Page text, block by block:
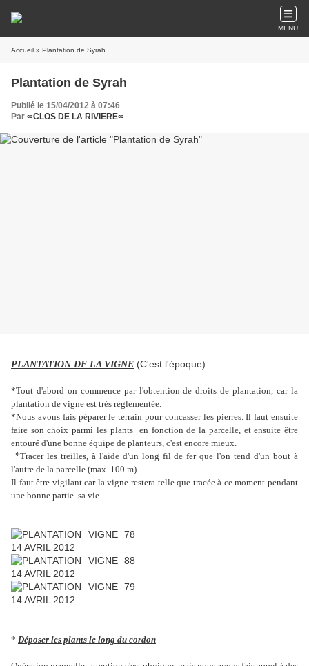
MENU
Accueil » Plantation de Syrah
Plantation de Syrah
Publié le 15/04/2012 à 07:46
Par ∞CLOS DE LA RIVIERE∞
PLANTATION DE LA VIGNE (C'est l'époque)
*Tout d'abord on commence par l'obtention de droits de plantation, car la
plantation de vigne est très règlementée.
*Nous avons fais péparer le terrain pour concasser les pierres. Il faut ensuite
faire son choix parmi les plants en fonction de la parcelle, et ensuite être
entouré d'une bonne équipe de planteurs, c'est encore mieux.
*Tracer les treilles, à l'aide d'un long fil de fer que l'on tend d'un bout à
l'autre de la parcelle (max. 100 m).
Il faut être vigilant car la vigne restera telle que tracée à ce moment pendant
une bonne partie sa vie.
* Déposer les plants le long du cordon